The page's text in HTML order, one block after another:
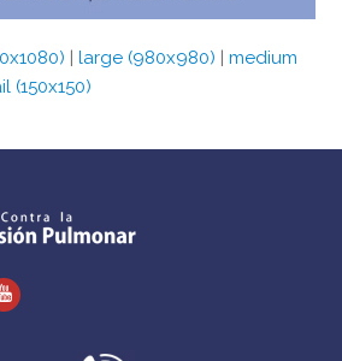
|large (980x980) |medium
(150x150)
Youtube